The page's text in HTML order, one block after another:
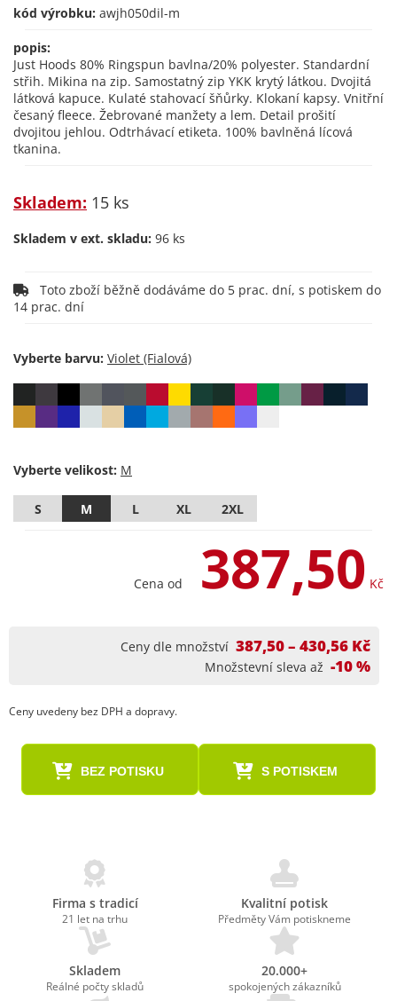
kód výrobku: awjh050dil-m
popis:
Just Hoods 80% Ringspun bavlna/20% polyester. Standardní
střih. Mikina na zip. Samostatný zip YKK krytý látkou. Dvojitá
látková kapuce. Kulaté stahovací šňůrky. Klokaní kapsy. Vnitřní
česaný fleece. Žebrované manžety a lem. Detail prošití
dvojitou jehlou. Odtrhávací etiketa. 100% bavlněná lícová
tkanina.
Skladem: 15 ks
Skladem v ext. skladu: 96 ks
14 prac. dní
Vyberte barvu:
Vyberte velikost:
S M L XL 2XL
Cena od 387,50 Kč
Ceny dle množství 387,50 – 430,56 Kč
Množstevní sleva až -10 %
Ceny uvedeny bez DPH a dopravy.
BEZ POTISKU S POTISKEM
Firma s tradicí
21 let na trhu
Kvalitní potisk
Předměty Vám potiskneme
Skladem
Reálné počty skladů
20.000+
spokojených zákazníků